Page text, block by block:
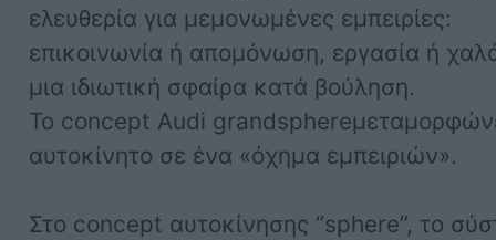
ελευθερία για μεμονωμένες εμπειρίες:
επικοινωνία ή απομόνωση, εργασία ή
μια ιδιωτική σφαίρα κατά βούληση.
Το concept Audi
αυτοκίνητο σε ένα «όχημα εμπειριών».
Στο concept αυτοκίνησης “sphere”, το